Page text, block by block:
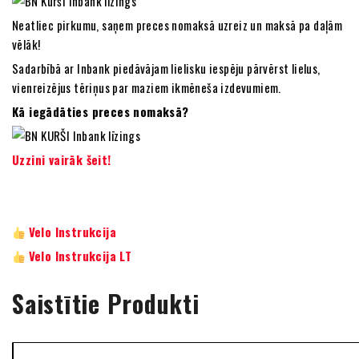
Neatliec pirkumu, saņem preces nomaksā uzreiz un maksā pa daļām
vēlāk!
Sadarbībā ar Inbank piedāvājam lielisku iespēju pārvērst lielus,
vienreizējus tēriņus par maziem ikmēneša izdevumiem.
Kā iegādāties preces nomaksā?
Uzzini vairāk šeit!
Velo Instrukcija
Velo Instrukcija LT
Saistītie Produkti